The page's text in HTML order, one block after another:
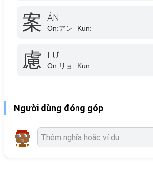
案 ÁN
On:アン Kun:
慮 LỰ
On: リョ Kun:
Người dùng đóng góp